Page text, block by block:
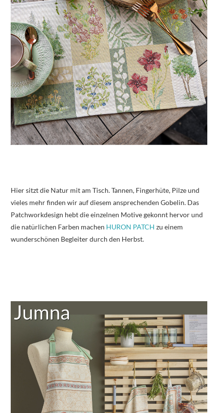
Hier sitzt die Natur mit am Tisch. Tannen, Fingerhüte, Pilze und
vieles mehr finden wir auf diesem ansprechenden Gobelin. Das
Patchworkdesign hebt die einzelnen Motive gekonnt hervor und
die natürlichen Farben machen HURON PATCH zu einem
wunderschönen Begleiter durch den Herbst.